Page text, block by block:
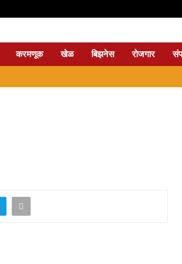
करमणूक खेळ बिझनेस रोजगार
⇝